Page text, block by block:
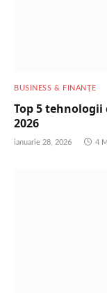
BUSINESS & FINANȚE
Top 5
2026
ianuarie 28, 2026 4